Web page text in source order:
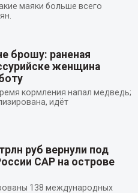
маяки больше всего
брошу: раненая
женщина
кормления напал медведь;
идёт
руб вернули под
САР на острове
138 международных